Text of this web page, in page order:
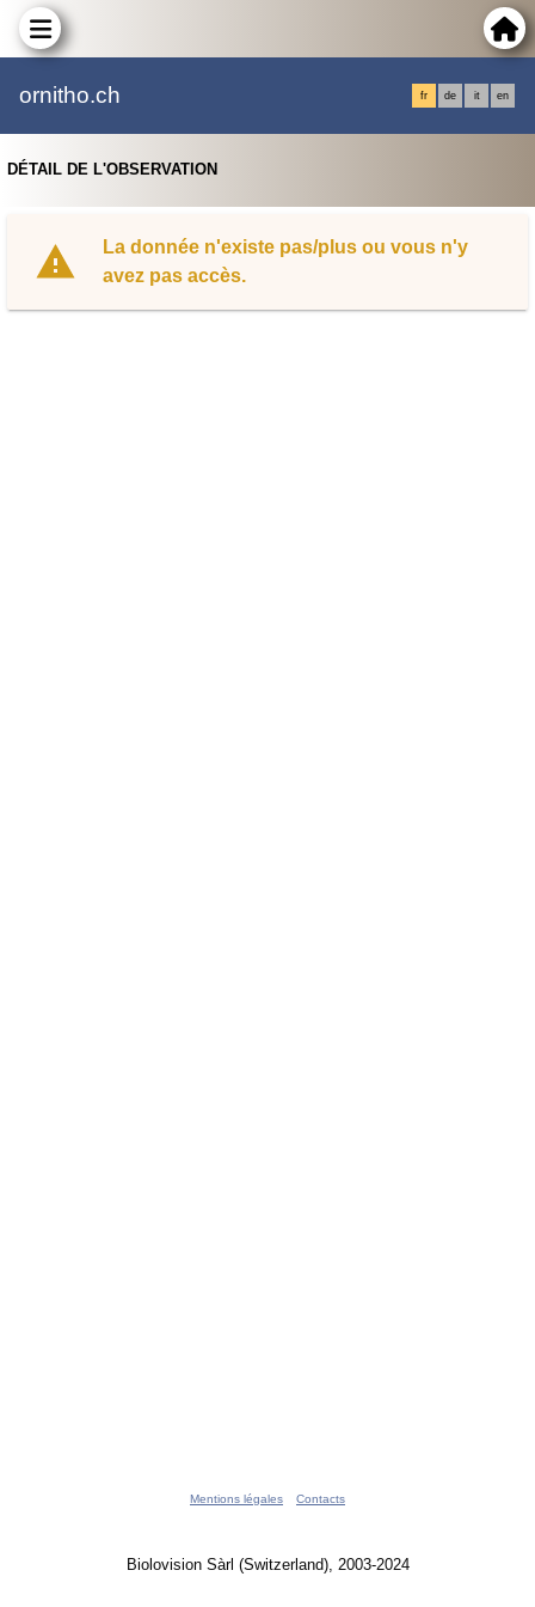
ornitho.ch fr de it en
DÉTAIL DE L'OBSERVATION
La donnée n'existe pas/plus ou vous n'y
avez pas accès.
Mentions légales Contacts
Biolovision Sàrl (Switzerland), 2003-2024